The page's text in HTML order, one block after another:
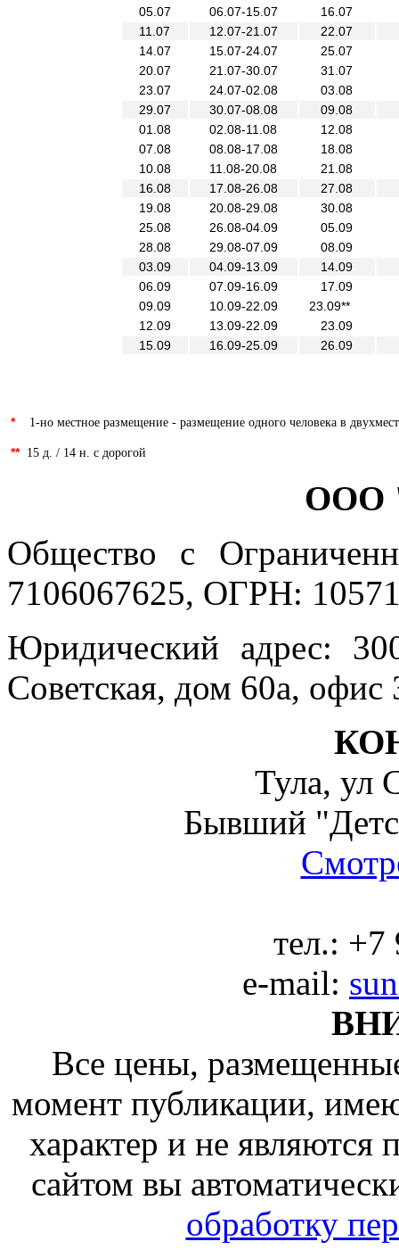
05.07
06.07-15.07
16.07
11.07
12.07-21.07
22.07
14.07
15.07-24.07
25.07
20.07
21.07-30.07
31.07
23.07
24.07-02.08
03.08
29.07
30.07-08.08
09.08
01.08
02.08-11.08
12.08
07.08
08.08-17.08
18.08
10.08
11.08-20.08
21.08
16.08
17.08-26.08
27.08
19.08
20.08-29.08
30.08
25.08
26.08-04.09
05.09
28.08
29.08-07.09
08.09
03.09
04.09-13.09
14.09
06.09
07.09-16.09
17.09
09.09
10.09-22.09
23.09**
12.09
13.09-22.09
23.09
15.09
16.09-25.09 26.09
* 1-но местное размещение - размещение одного человека в
** 15 д. / 14 н. с дорогой
ООО
Общество с
7106067625, ОГРН:
Юридический адрес:
Советская, дом 60а, офис
Тула, ул
Бывший
тел.: +7
e-mail:
Все цены,
момент публикации,
характер и не
сайтом вы
обработку